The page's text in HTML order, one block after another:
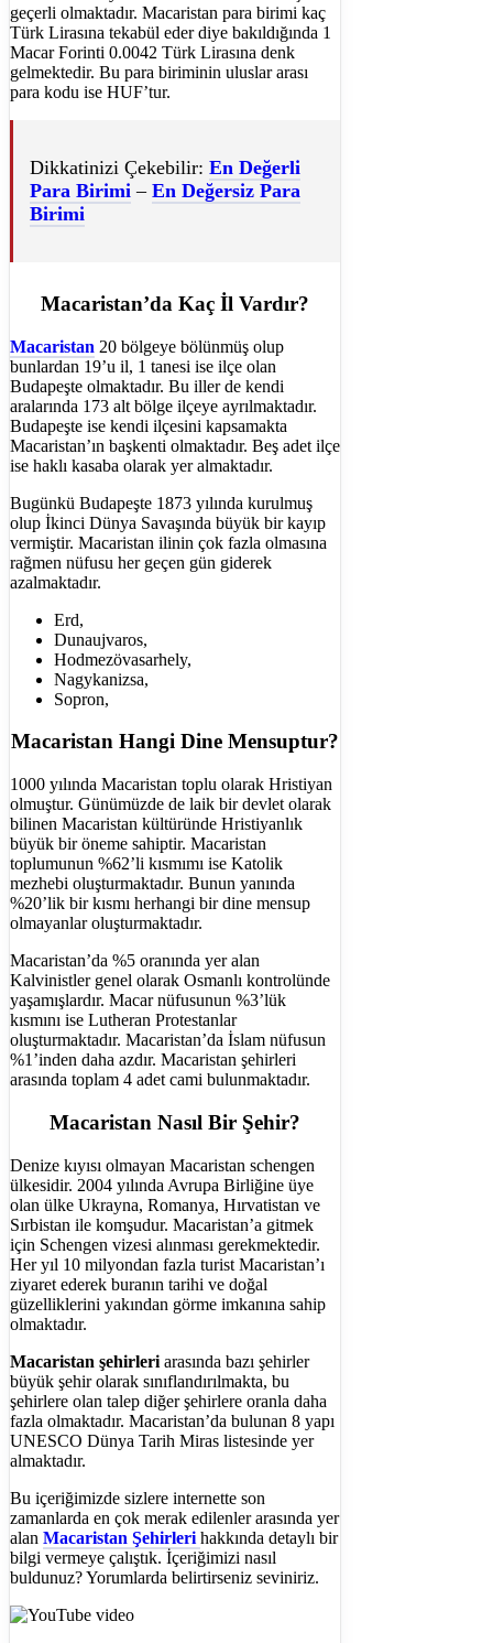
geçerli olmaktadır. Macaristan para birimi kaç
Türk Lirasına tekabül eder diye bakıldığında 1
Macar Forinti 0.0042 Türk Lirasına denk
gelmektedir. Bu para biriminin uluslar arası
para kodu ise HUF’tur.
Dikkatinizi Çekebilir: En Değerli
Para Birimi – En Değersiz Para
Birimi
Macaristan’da Kaç İl Vardır?
Macaristan 20 bölgeye bölünmüş olup
bunlardan 19’u il, 1 tanesi ise ilçe olan
Budapeşte olmaktadır. Bu iller de kendi
aralarında 173 alt bölge ilçeye ayrılmaktadır.
Budapeşte ise kendi ilçesini kapsamakta
Macaristan’ın başkenti olmaktadır. Beş adet ilçe
ise haklı kasaba olarak yer almaktadır.
Bugünkü Budapeşte 1873 yılında kurulmuş
olup İkinci Dünya Savaşında büyük bir kayıp
vermiştir. Macaristan ilinin çok fazla olmasına
rağmen nüfusu her geçen gün giderek
azalmaktadır.
Erd,
Dunaujvaros,
Hodmezövasarhely,
Nagykanizsa,
Sopron,
Macaristan Hangi Dine Mensuptur?
1000 yılında Macaristan toplu olarak Hristiyan
olmuştur. Günümüzde de laik bir devlet olarak
bilinen Macaristan kültüründe Hristiyanlık
büyük bir öneme sahiptir. Macaristan
toplumunun %62’li kısmımı ise Katolik
mezhebi oluşturmaktadır. Bunun yanında
%20’lik bir kısmı herhangi bir dine mensup
olmayanlar oluşturmaktadır.
Macaristan’da %5 oranında yer alan
Kalvinistler genel olarak Osmanlı kontrolünde
yaşamışlardır. Macar nüfusunun %3’lük
kısmını ise Lutheran Protestanlar
oluşturmaktadır. Macaristan’da İslam nüfusun
%1’inden daha azdır. Macaristan şehirleri
arasında toplam 4 adet cami bulunmaktadır.
Macaristan Nasıl Bir Şehir?
Denize kıyısı olmayan Macaristan schengen
ülkesidir. 2004 yılında Avrupa Birliğine üye
olan ülke Ukrayna, Romanya, Hırvatistan ve
Sırbistan ile komşudur. Macaristan’a gitmek
için Schengen vizesi alınması gerekmektedir.
Her yıl 10 milyondan fazla turist Macaristan’ı
ziyaret ederek buranın tarihi ve doğal
güzelliklerini yakından görme imkanına sahip
olmaktadır.
Macaristan şehirleri arasında bazı şehirler
büyük şehir olarak sınıflandırılmakta, bu
şehirlere olan talep diğer şehirlere oranla daha
fazla olmaktadır. Macaristan’da bulunan 8 yapı
UNESCO Dünya Tarih Miras listesinde yer
almaktadır.
Bu içeriğimizde sizlere internette son
zamanlarda en çok merak edilenler arasında yer
alan Macaristan Şehirleri hakkında detaylı bir
bilgi vermeye çalıştık. İçeriğimizi nasıl
buldunuz? Yorumlarda belirtirseniz seviniriz.